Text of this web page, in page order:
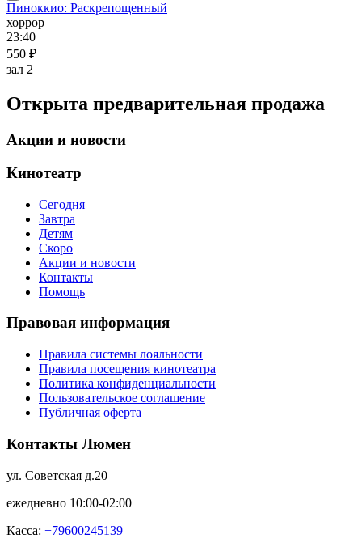
Пиноккио: Раскрепощенный
хоррор
23:40
550 ₽
зал 2
Открыта предварительная продажа
Акции и новости
Кинотеатр
Сегодня
Завтра
Детям
Скоро
Акции и новости
Контакты
Помощь
Правовая информация
Правила системы лояльности
Правила посещения кинотеатра
Политика конфиденциальности
Пользовательское соглашение
Публичная оферта
Контакты Люмен
ул. Советская д.20
ежедневно 10:00-02:00
Касса: +79600245139